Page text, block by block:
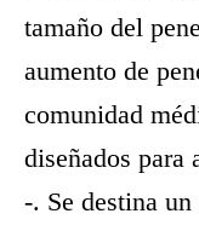
tamaño del
aumento de
comunidad
diseñados para
-. Se destina